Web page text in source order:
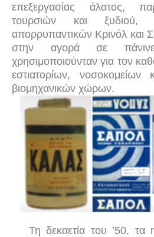
επεξεργασίας άλατος,
τουρσιών και
απορρυπαντικών Κρινόλ και
στην αγορά σε
χρησιμοποιούνταν για τον
εστιατορίων,
βιομηχανικών χώρων.
Τη δεκαετία του ’50, τα